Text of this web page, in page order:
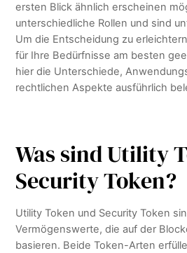
ersten Blick ähnlich erscheinen
unterschiedliche Rollen und sind
Um die Entscheidung zu
für Ihre Bedürfnisse am besten
hier die Unterschiede,
rechtlichen Aspekte ausführlich
Was sind Utility
Security Token?
Utility Token und Security Token
Vermögenswerte, die auf der
basieren. Beide Token-Arten